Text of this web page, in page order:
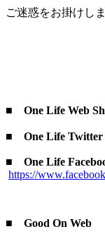
ご迷惑をお掛けし
■ One Life Web
■ One Life Twitter
■ One Life
https://
■ Good On Web